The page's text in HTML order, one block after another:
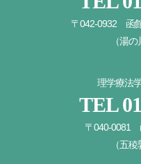
〒042-0932 函
（湯
理学療法
TEL
〒040-0081
（五